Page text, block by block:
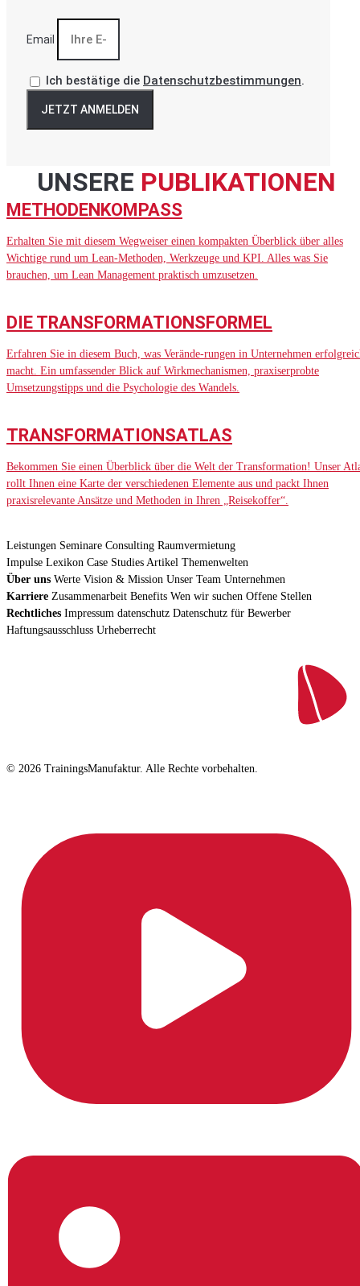
Email
Ich bestätige die Datenschutzbestimmungen.
JETZT ANMELDEN
UNSERE PUBLIKATIONEN
METHODENKOMPASS
Erhalten Sie mit diesem Wegweiser einen kompakten Überblick über alles
Wichtige rund um Lean-Methoden, Werkzeuge und KPI. Alles was Sie
brauchen, um Lean Management praktisch umzusetzen.
DIE TRANSFORMATIONSFORMEL
Erfahren Sie in diesem Buch, was Verände-rungen in Unternehmen
macht. Ein umfassender Blick auf Wirkmechanismen, praxiserprobte
Umsetzungstipps und die Psychologie des Wandels.
TRANSFORMATIONSATLAS
Bekommen Sie einen Überblick über die Welt der Transformation! Unser
rollt Ihnen eine Karte der verschiedenen Elemente aus und packt Ihnen
praxisrelevante Ansätze und Methoden in Ihren „Reisekoffer“.
Leistungen Seminare Consulting Raumvermietung
Impulse Lexikon Case Studies Artikel Themenwelten
Über uns Werte Vision & Mission Unser Team Unternehmen
Karriere Zusammenarbeit Benefits Wen wir suchen Offene Stellen
Rechtliches Impressum datenschutz Datenschutz für Bewerber
Haftungsausschluss Urheberrecht
© 2026 TrainingsManufaktur. Alle Rechte vorbehalten.